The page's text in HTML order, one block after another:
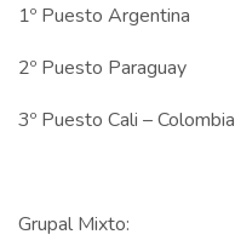
1º Puesto Argentina
2º Puesto Paraguay
3º Puesto Cali – Colombia
Grupal Mixto: